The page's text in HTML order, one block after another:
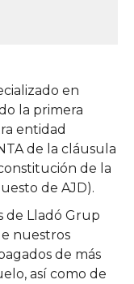
en
la primera
entidad
de la cláusula
de la
de AJD).
de Lladó Grup
nuestros
de más
así como de